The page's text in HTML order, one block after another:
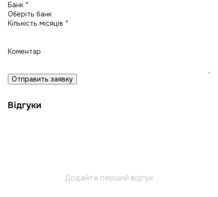
Банк *
Кількість місяців *
Коментар
Отправить заявку
Відгуки
Додайте перший відгук